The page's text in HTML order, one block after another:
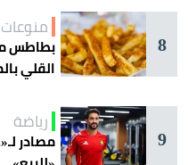
8
منوعات
بطاطس
القلي
9
رياضة
مصادر